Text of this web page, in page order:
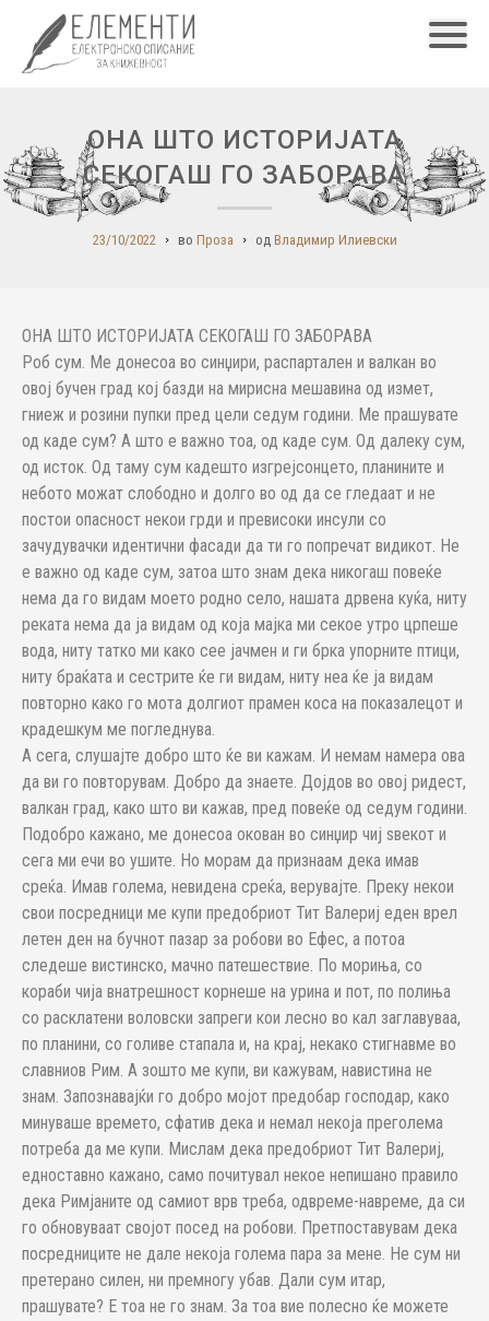
ОНА ШТО ИСТОРИЈАТА
СЕКОГАШ ГО ЗАБОРАВА
23/10/2022 во Проза од Владимир Илиевски
ОНА ШТО ИСТОРИЈАТА СЕКОГАШ ГО ЗАБОРАВА
Роб сум. Ме донесоа во синџири, распартален и валкан во
овој бучен град кој базди на мирисна мешавина од измет,
гниеж и розини пупки пред цели седум години. Ме прашувате
од каде сум? А што е важно тоа, од каде сум. Од далеку сум,
од исток. Од таму сум кадешто изгрејсонцето, планините и
небото можат слободно и долго во од да се гледаат и не
постои опасност некои грди и превисоки инсули со
зачудувачки идентични фасади да ти го попречат видикот. Не
е важно од каде сум, затоа што знам дека никогаш повеќе
нема да го видам моето родно село, нашата дрвена куќа, ниту
реката нема да ја видам од која мајка ми секое утро црпеше
вода, ниту татко ми како сее јачмен и ги брка упорните птици,
ниту браќата и сестрите ќе ги видам, ниту неа ќе ја видам
повторно како го мота долгиот прамен коса на показалецот и
крадешкум ме погледнува.
А сега, слушајте добро што ќе ви кажам. И немам намера ова
да ви го повторувам. Добро да знаете. Дојдов во овој ридест,
валкан град, како што ви кажав, пред повеќе од седум години.
Подобро кажано, ме донесоа окован во синџир чиј ѕвекот и
сега ми ечи во ушите. Но морам да признаам дека имав
среќа. Имав голема, невидена среќа, верувајте. Преку некои
свои посредници ме купи предобриот Тит Валериј еден врел
летен ден на бучнот пазар за робови во Ефес, а потоа
следеше вистинско, мачно патешествие. По мориња, со
кораби чија внатрешност корнеше на урина и пот, по полиња
со расклатени воловски запреги кои лесно во кал заглавуваа,
по планини, со голиве стапала и, на крај, некако стигнавме во
славниов Рим. А зошто ме купи, ви кажувам, навистина не
знам. Запознавајќи го добро мојот предобар господар, како
минуваше времето, сфатив дека и немал некоја преголема
потреба да ме купи. Мислам дека предобриот Тит Валериј,
едноставно кажано, само почитувал некое непишано правило
дека Римјаните од самиот врв треба, одвреме-навреме, да си
го обновуваат својот посед на робови. Претпоставувам дека
посредниците не дале некоја голема пара за мене. Не сум ни
претерано силен, ни премногу убав. Дали сум итар,
прашувате? Е тоа не го знам. За тоа вие полесно ќе можете